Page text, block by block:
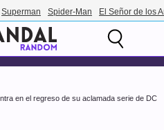
Superman Spider-Man El Señor de los
en el regreso de su aclamada serie de DC